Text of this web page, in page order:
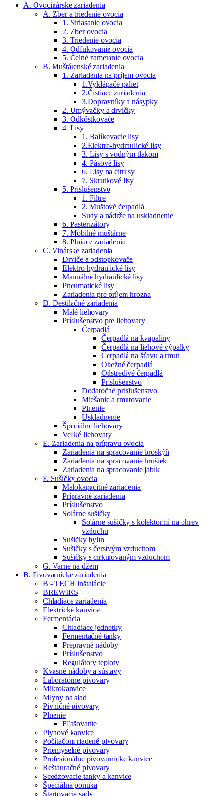
A. Ovocinárske zariadenia
A. Zber a triedenie ovocia
1. Striasanie ovocia
2. Zber ovocia
3. Triedenie ovocia
4. Odfukovanie ovocia
5. Čelné zametanie ovocia
B. Muštárenské zariadenia
1. Zariadenia na príjem ovocia
1.Vyklápače paliet
2.Čistiace zariadenia
3.Dopravníky a násypky
2. Umývačky a drvičky
3. Odkôstkovače
4. Lisy
1. Balíkovacie lisy
2.Elektro-hydraulické lisy
3. Lisy s vodným tlakom
4. Pásové lisy
6. Lisy na citrusy
7. Skrutkové lisy
5. Príslušenstvo
1. Filtre
2. Muštové čerpadlá
Sudy a nádrže na uskladnenie
6. Pasterizátory
7. Mobilné muštárne
8. Plniace zariadenia
C. Vinárske zariadenia
Drviče a odstopkovače
Elektro hydraulické lisy
Manuálne hydraulické lisy
Pneumatické lisy
Zariadenia pre príjem hrozna
D. Destilačné zariadenia
Malé liehovary
Príslušenstvo pre liehovary
Čerpadlá
Čerpadlá na kvapaliny
Čerpadlá na liehové výpalky
Čerpadlá na šťavu a rmut
Obežné čerpadlá
Odstredivé čerpadlá
Príslušenstvo
Dodatočné príslušenstvo
Miešanie a rmutovanie
Plnenie
Uskladnenie
Špeciálne liehovary
Veľké liehovary
E. Zariadenia na prípravu ovocia
Zariadenia na spracovanie broskýň
Zariadenia na spracovanie hrušiek
Zariadenia na spracovanie jabĺk
F. Sušičky ovocia
Malokapacitné zariadenia
Prípravné zariadenia
Príslušenstvo
Solárne sušičky
Solárne sušičky s kolektormi na ohrev
vzduchu
Sušičky bylín
Sušičky s čerstvým vzduchom
Sušičky s cirkulovaným vzduchom
G. Varne na džem
B. Pivovarnícke zariadenia
B - TECH inštalácie
BREWIKS
Chladiace zariadenia
Elektrické kanvice
Fermentácia
Chladiace jednotky
Fermentačné tanky
Prepravné nádoby
Príslušenstvo
Regulátory teploty
Kvasné nádoby a sústavy
Laboratórne pivovary
Mikrokanvice
Mlyny na slad
Pivničné pivovary
Plnenie
Fľašovanie
Plynové kanvice
Počítačom riadené pivovary
Priemyselné pivovary
Profesionálne pivovarnícke kanvice
Reštauračné pivovary
Scedzovacie tanky a kanvice
Špeciálna ponuka
Štartovacie sady